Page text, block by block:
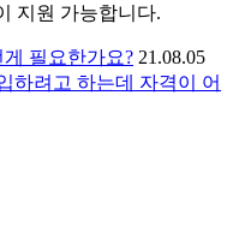
지원 가능합니다.
필요한가요? 21.08.05
하려고 하는데 자격이 어